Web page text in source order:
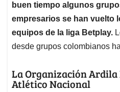
buen tiempo algunos
empresarios se han vuelto
equipos de la liga Betplay.
desde grupos colombianos
La Organización
Atlético Nacional